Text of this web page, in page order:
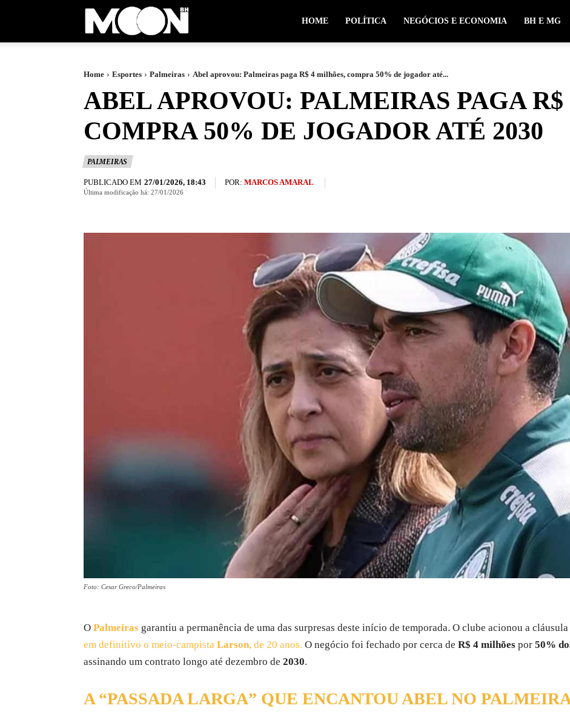
HOME POLÍTICA NEGÓCIOS E ECONOMIA BH E MG
Home Esportes Palmeiras Abel aprovou: Palmeiras paga R$ 4 milhões, compra 50% de jogador até...
ABEL APROVOU: PALMEIRAS PAGA
COMPRA 50% DE JOGADOR ATÉ 2030
PALMEIRAS
PUBLICADO EM 27/01/2026, 18:43 POR: MARCOS AMARAL
Última modificação há: 27/01/2026
Foto: Cesar Greco/Palmeiras
O Palmeiras garantiu a permanência de uma das surpresas deste início de temporada. O clube acionou a
em definitivo o meio-campista Larson, de 20 anos. O negócio foi fechado por cerca de R$ 4 milhões por 50%
assinando um contrato longo até dezembro de 2030.
A “PASSADA LARGA” QUE ENCANTOU ABEL NO